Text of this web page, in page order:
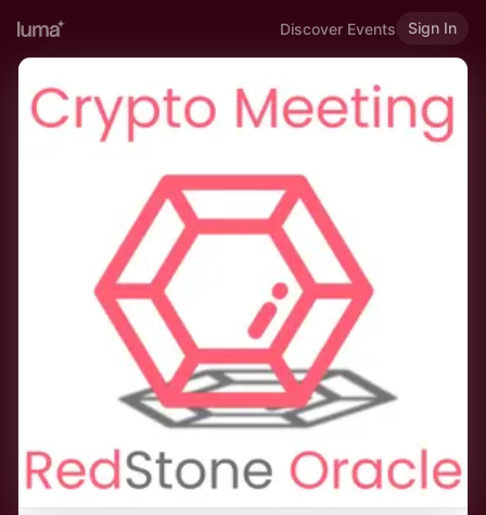
Discover Events Sign In